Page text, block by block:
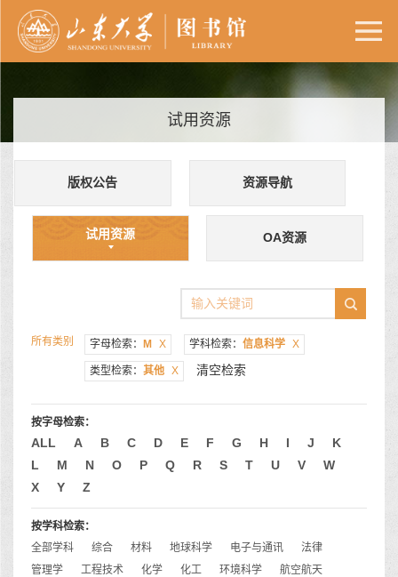
试用资源
版权公告 资源导航
试用资源 OA资源
所有类别 字母检索： M X 学科检索： 信息科学 X
类型检索： 其他 X 清空检索
按字母检索：
ALL A B C D E F G H I J
K
L
M N O P Q R S T U V
W
X
Y Z
按学科检索：
全部学科
综合 材料 地球科学 电子与通讯
法律
管理学
工程技术 化学 化工 环境科学
航空航天